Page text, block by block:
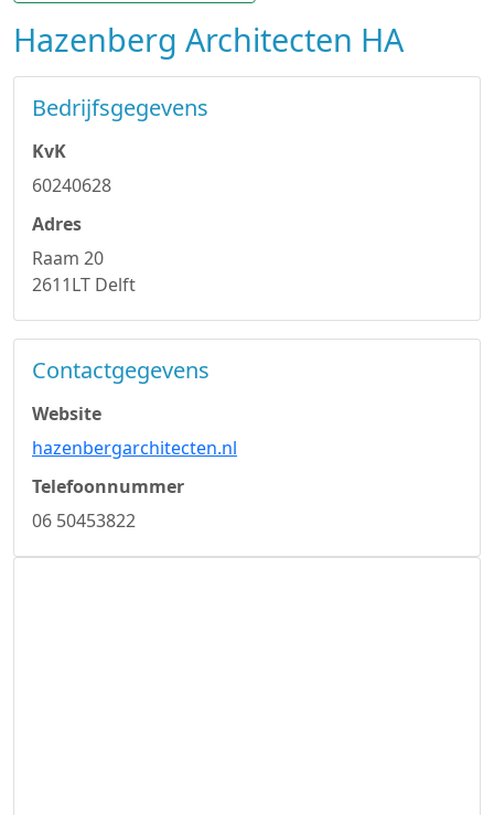
Hazenberg Architecten HA
Bedrijfsgegevens
KvK
60240628
Adres
Raam 20
2611LT Delft
Contactgegevens
Website
hazenbergarchitecten.nl
Telefoonnummer
06 50453822